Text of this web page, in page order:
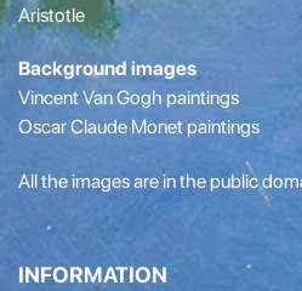
Aristotle
Background images
Vincent Van Gogh paintings
Oscar Claude Monet paintings
All the images are in the public
INFORMATION